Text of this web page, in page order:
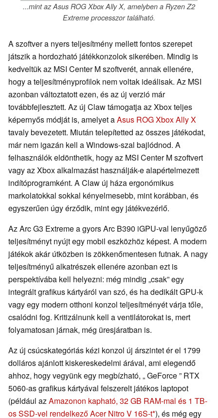
...mint az Asus ROG Xbox Ally X, amelyben a Ryzen Z2
Extreme processzor található.
A szoftver a nyers teljesítmény mellett fontos szerepet
játszik a hordozható játékkonzolok sikerében. Mindig is
kedveltük az MSI Center M szoftverét, annak ellenére,
hogy a teljesítményprofilok nem voltak ideálisak. Az MSI
azonban változtatott ezen, és az új verzió már
továbbfejlesztett. Az új Claw támogatja az Xbox teljes
képernyős módját is, amelyet aAsus ROG Xbox Ally X
tavaly bevezetett. Miután telepítetted az összes játékodat,
már nem igazán kell a Windows-szal bajlódnod. A
felhasználók eldönthetik, hogy az MSI Center M szoftvert
vagy az Xbox alkalmazást használják-e alapértelmezett
indítóprogramként. A Claw új háza ergonómikus
markolatokkal sokkal kényelmesebb, mint korábban, és
egyszerűen úgy érződik, mint egy játékvezérlő.
Az Arc G3 Extreme a gyors Arc B390 iGPU-val lenyűgöző
teljesítményt nyújt egy mobil eszközhöz képest. A modern
játékok akár útközben is zökkenőmentesen futnak. A nagy
teljesítményű alkatrészek ellenére azonban ezt is
perspektívába kell helyezni: még mindig „csak” egy
integrált grafikus kártyáról van szó, és ha dedikált GPU-k
vagy egy modern otthoni konzol teljesítményét várja tőle,
csalódni fog. Kritizálnunk kell a ventilátorokat is, mert
folyamatosan járnak, még üresjáratban is.
Az új csúcskategóriás kézi konzol új árszintet ér el 1799
dolláros ajánlott kiskereskedelmi árával, ami elegendő
ahhoz, hogy vegyünk egy megbízható, „ GeForce ” RTX
5060-as grafikus kártyával felszerelt játékos laptopot
(például azAmazonon kapható, 32 GB RAM-mal és 1 TB-
os SSD-vel rendelkező Acer Nitro V 16S-t ), és még egy